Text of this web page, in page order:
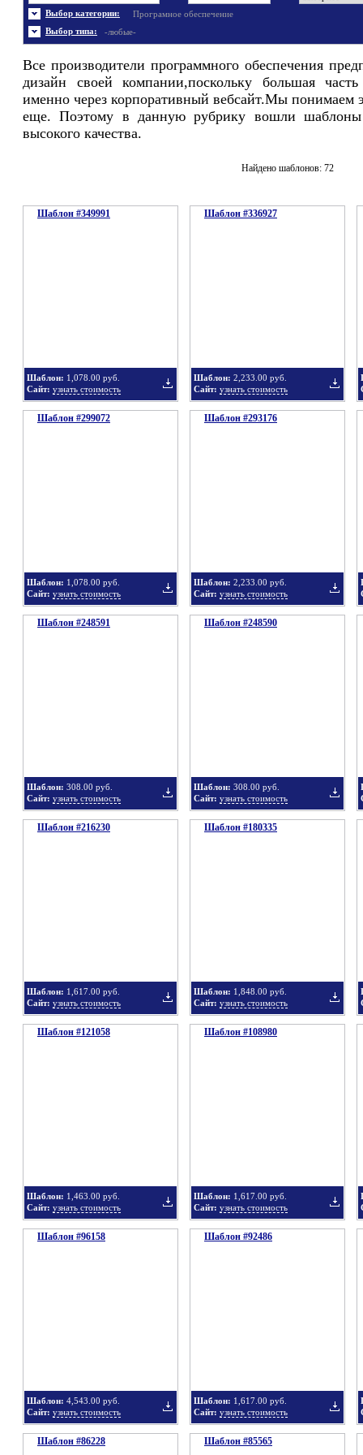
Выбор категории: Програмное обеспечение
Энергетика
Ювелирные украшения
Выбор типа: -любые-
Шаблоны не скачивались
Шаблоны с 3D элементами
Шаблоны флеш сайтов
Все производители программного обеспечения
дизайн своей компании,поскольку большая
именно через корпоративный вебсайт.Мы понимаем
еще. Поэтому в данную рубрику вошли шаблоны
высокого качества.
Найдено шаблонов: 72
Шаблон #349991
Шаблон: 1,078.00 руб.
Сайт: узнать стоимость
Шаблон #336927
Шаблон: 2,233.00 руб.
Сайт: узнать стоимость
Шаблон #299072
Шаблон: 1,078.00 руб.
Сайт: узнать стоимость
Шаблон #293176
Шаблон: 2,233.00 руб.
Сайт: узнать стоимость
Шаблон #248591
Шаблон: 308.00 руб.
Сайт: узнать стоимость
Шаблон #248590
Шаблон: 308.00 руб.
Сайт: узнать стоимость
Шаблон #216230
Шаблон: 1,617.00 руб.
Сайт: узнать стоимость
Шаблон #180335
Шаблон: 1,848.00 руб.
Сайт: узнать стоимость
Шаблон #121058
Шаблон: 1,463.00 руб.
Сайт: узнать стоимость
Шаблон #108980
Шаблон: 1,617.00 руб.
Сайт: узнать стоимость
Шаблон #96158
Шаблон: 4,543.00 руб.
Сайт: узнать стоимость
Шаблон #92486
Шаблон: 1,617.00 руб.
Сайт: узнать стоимость
Шаблон #86228 Шаблон #85565